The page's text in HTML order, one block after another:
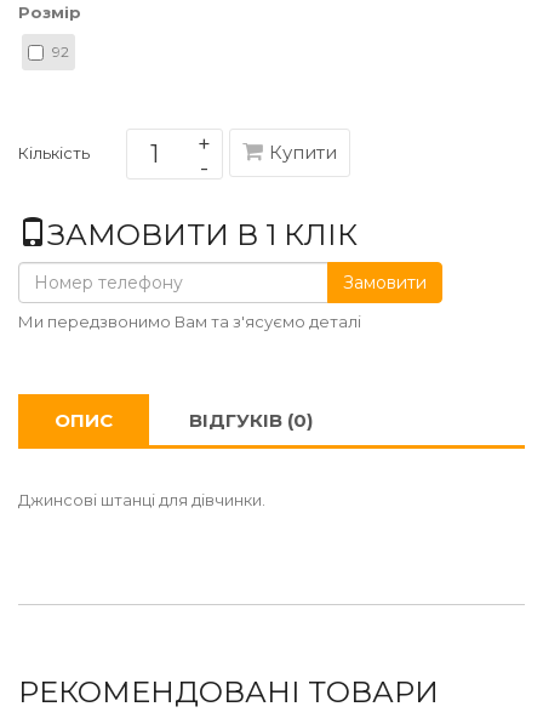
Розмір
92
Кількість Купити
ЗАМОВИТИ В 1 КЛІК
Замовити
Ми передзвонимо Вам та з'ясуємо деталі
ОПИС ВІДГУКІВ (0)
Джинсові штанці для дівчинки.
РЕКОМЕНДОВАНІ ТОВАРИ